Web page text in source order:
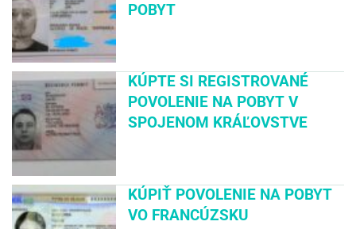
POBYT
KÚPTE SI REGISTROVANÉ
POVOLENIE NA POBYT V
SPOJENOM KRÁĽOVSTVE
KÚPIŤ POVOLENIE NA POBYT
VO FRANCÚZSKU